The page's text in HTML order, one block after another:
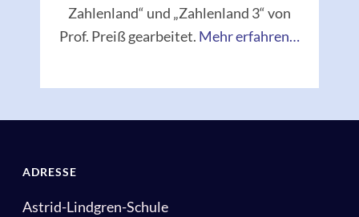
Zahlenland“ und „Zahlenland 3“ von
Prof. Preiß gearbeitet. Mehr erfahren…
ADRESSE
Astrid-Lindgren-Schule